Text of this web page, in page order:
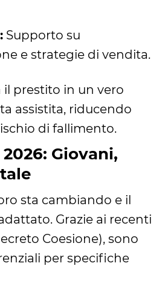
Supporto su
e strategie di vendita.
prestito in un vero
assistita, riducendo
di fallimento.
Giovani,
sta cambiando e il
Grazie ai recenti
Coesione), sono
per specifiche